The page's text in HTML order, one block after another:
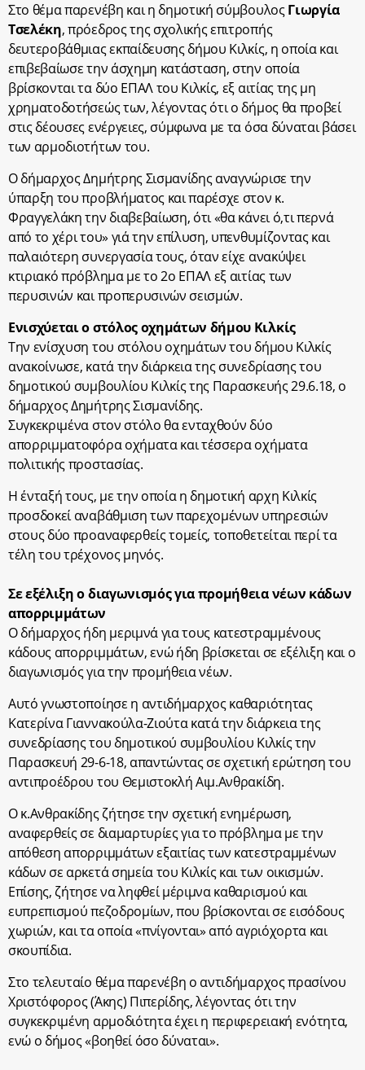
Στο θέμα παρενέβη και η δημοτική σύμβουλοςΓιωργία
Τσελέκη, πρόεδρος της σχολικής επιτροπής
δευτεροβάθμιας εκπαίδευσης δήμου Κιλκίς, η οποία και
επιβεβαίωσε την άσχημη κατάσταση, στην οποία
βρίσκονται τα δύο ΕΠΑΛ του Κιλκίς, εξ αιτίας της μη
χρηματοδοτήσεώς των, λέγοντας ότι ο δήμος θα προβεί
στις δέουσες ενέργειες, σύμφωνα με τα όσα δύναται βάσει
των αρμοδιοτήτων του.
Ο δήμαρχος Δημήτρης Σισμανίδης αναγνώρισε την
ύπαρξη του προβλήματος και παρέσχε στον κ.
Φραγγελάκη την διαβεβαίωση, ότι «θα κάνει ό,τι περνά
από το χέρι του» γιά την επίλυση, υπενθυμίζοντας και
παλαιότερη συνεργασία τους, όταν είχε ανακύψει
κτιριακό πρόβλημα με το 2ο ΕΠΑΛ εξ αιτίας των
περυσινών και προπερυσινών σεισμών.
Ενισχύεται ο στόλος οχημάτων δήμου Κιλκίς
Την ενίσχυση του στόλου οχημάτων του δήμου Κιλκίς
ανακοίνωσε, κατά την διάρκεια της συνεδρίασης του
δημοτικού συμβουλίου Κιλκίς της Παρασκευής 29.6.18, ο
δήμαρχος Δημήτρης Σισμανίδης.
Συγκεκριμένα στον στόλο θα ενταχθούν δύο
απορριμματοφόρα οχήματα και τέσσερα οχήματα
πολιτικής προστασίας.
Η ένταξή τους, με την οποία η δημοτική αρχη Κιλκίς
προσδοκεί αναβάθμιση των παρεχομένων υπηρεσιών
στους δύο προαναφερθείς τομείς, τοποθετείται περί τα
τέλη του τρέχονος μηνός.
Σε εξέλιξη ο διαγωνισμός για προμήθεια νέων κάδων
απορριμμάτων
Ο δήμαρχος ήδη μεριμνά για τους κατεστραμμένους
κάδους απορριμμάτων, ενώ ήδη βρίσκεται σε εξέλιξη και ο
διαγωνισμός για την προμήθεια νέων.
Αυτό γνωστοποίησε η αντιδήμαρχος καθαριότητας
Κατερίνα Γιαννακούλα-Ζιούτα κατά την διάρκεια της
συνεδρίασης του δημοτικού συμβουλίου Κιλκίς την
Παρασκευή 29-6-18, απαντώντας σε σχετική ερώτηση του
αντιπροέδρου του Θεμιστοκλή Αιμ.Ανθρακίδη.
Ο κ.Ανθρακίδης ζήτησε την σχετική ενημέρωση,
αναφερθείς σε διαμαρτυρίες για το πρόβλημα με την
απόθεση απορριμμάτων εξαιτίας των κατεστραμμένων
κάδων σε αρκετά σημεία του Κιλκίς και των οικισμών.
Επίσης, ζήτησε να ληφθεί μέριμνα καθαρισμού και
ευπρεπισμού πεζοδρομίων, που βρίσκονται σε εισόδους
χωριών, και τα οποία «πνίγονται» από αγριόχορτα και
σκουπίδια.
Στο τελευταίο θέμα παρενέβη ο αντιδήμαρχος πρασίνου
Χριστόφορος (Άκης) Πιπερίδης, λέγοντας ότι την
συγκεκριμένη αρμοδιότητα έχει η περιφερειακή ενότητα,
ενώ ο δήμος «βοηθεί όσο δύναται».